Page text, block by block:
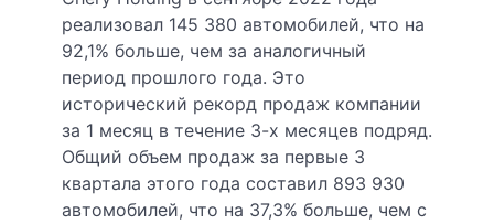
реализовал 145 380 автомобилей, что на
92,1% больше, чем за аналогичный
период прошлого года. Это
исторический рекорд продаж компании
за 1 месяц в течение 3-х месяцев подряд.
Общий объем продаж за первые 3
квартала этого года составил 893 930
автомобилей, что на 37,3% больше, чем с